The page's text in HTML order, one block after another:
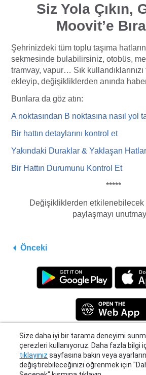
Siz Yola Çıkın,
Moovit’e
Şehrinizdeki tüm toplu taşıma
sekmesinde bulabilirsiniz, otobüs,
tramvay, vapur… Sık
ekleyip, değişikliklerden anında
Bunlara da göz atın:
A noktasından B noktasına nasıl yol
Bir hattın detaylarını kontrol et
Yakındaki Duraklar & Yaklaşan
Bir Hattın Durumunu Kontrol Et
*****
Değişikliklerden
paylaşmayı
Önceki
Privacy Policy|Terms|
© 2026 Moovit Updates - All Rights
Size daha iyi bir tarama deneyimi
çerezleri kullanıyoruz. Daha fazla bilgi
tıklayınız sayfasına bakın veya
değiştirebileceğinizi öğrenmek için
Seçenek" kısmına tıklayın.